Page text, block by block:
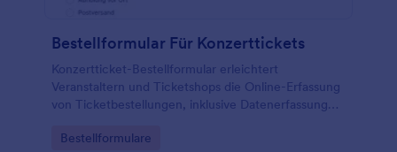
Bestellformular Für Konzerttickets
Konzertticket-Bestellformular erleichtert
Veranstaltern und Ticketshops die Online-Erfassung
von Ticketbestellungen, inklusive Datenerfassung
Formularantwort mit Jotform.
Go to Category:
Bestellformulare